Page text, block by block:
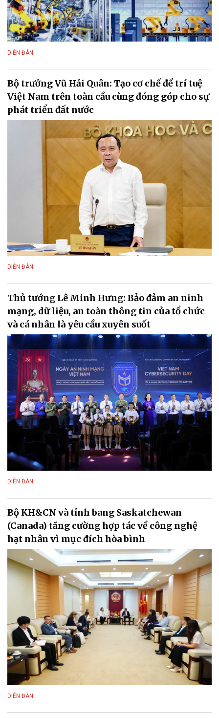
DIỄN ĐÀN
Bộ trưởng Vũ Hải Quân: Tạo cơ chế để trí tuệ
Việt Nam trên toàn cầu cùng đóng góp cho sự
phát triển đất nước
DIỄN ĐÀN
Thủ tướng Lê Minh Hưng: Bảo đảm an ninh
mạng, dữ liệu, an toàn thông tin của tổ chức
và cá nhân là yêu cầu xuyên suốt
DIỄN ĐÀN
Bộ KH&CN và tỉnh bang Saskatchewan
(Canada) tăng cường hợp tác về công nghệ
hạt nhân vì mục đích hòa bình
DIỄN ĐÀN